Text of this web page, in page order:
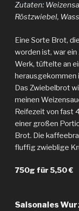
Zutaten:
Röstzwiebel,
Eine Sorte Brot,
worden ist, war
Werk, tüftelte an
herausgekommen
Das Zwiebelbrot
meinen
Reifezeit von fast
einer großen
Brot. Die
fluffig zwieblige
750g für 5,50 €
Saisonales